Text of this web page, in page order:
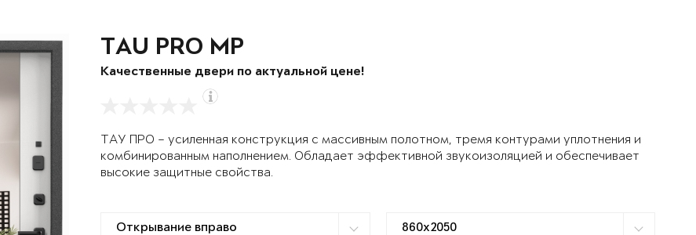
TAU PRO MP
Качественные двери по актуальной цене!
ТАУ ПРО – усиленная конструкция с массивным полотном, тремя контурами уплотнения и
комбинированным наполнением. Обладает эффективной звукоизоляцией и обеспечивает
высокие защитные свойства.